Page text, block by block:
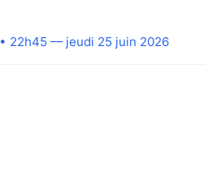
• 22h45 — jeudi 25 juin 2026